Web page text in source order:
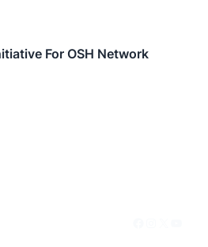
For OSH Network